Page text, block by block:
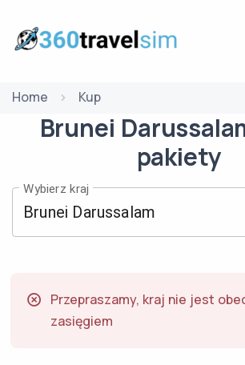
Home Kup
Brunei
pakiety
Wybierz kraj
Przepraszamy, kraj nie jest
zasięgiem